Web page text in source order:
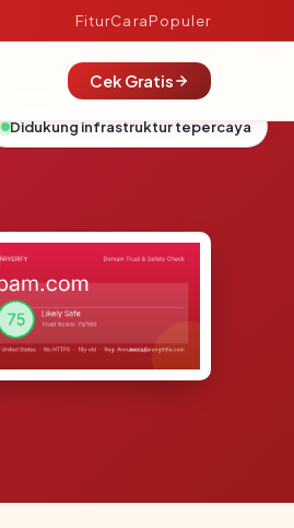
FiturCaraPopuler
Cek Gratis
Didukung infrastruktur tepercaya